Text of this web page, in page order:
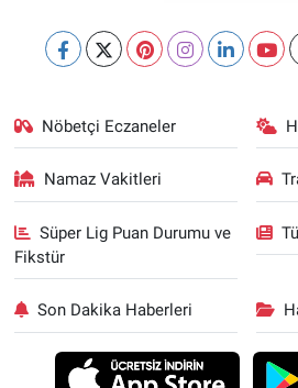
Nöbetçi Eczaneler
Namaz Vakitleri
Süper Lig Puan Durumu ve
Fikstür
Son Dakika Haberleri